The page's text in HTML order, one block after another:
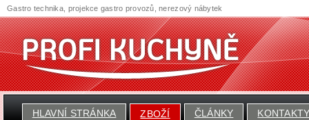
HLAVNÍ STRÁNKA ZBOŽÍ ČLÁNKY
Gastro technika, projekce gastro provozů, nerezový nábytek